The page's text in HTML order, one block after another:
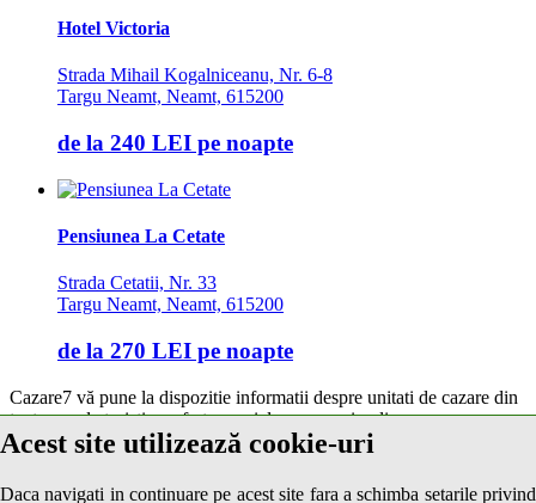
Acest site utilizează cookie-uri
Daca navigati in continuare pe acest site fara a schimba setarile privind
Hotel Victoria
Strada Mihail Kogalniceanu, Nr. 6-8
Targu Neamt, Neamt, 615200
de la 240 LEI pe noapte
Pensiunea La Cetate
Strada Cetatii, Nr. 33
Targu Neamt, Neamt, 615200
de la 270 LEI pe noapte
Cazare7 vă pune la dispozitie informatii despre unitati de cazare din
toate zonele turistice, oferte speciale, rezervari online.
Utilizand acest serviciu inseamna ca sunteti de acord cu